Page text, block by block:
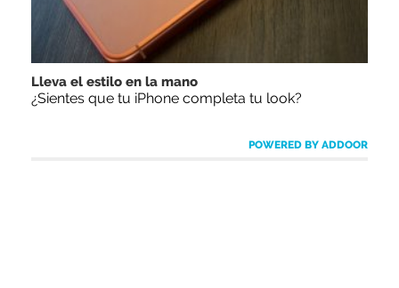
Lleva el estilo en la mano
¿Sientes que tu iPhone completa tu look?
POWERED BY ADDOOR